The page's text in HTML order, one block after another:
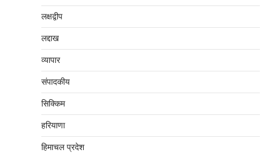
लक्षद्वीप
लद्दाख
व्यापार
संपादकीय
सिक्किम
हरियाणा
हिमाचल प्रदेश